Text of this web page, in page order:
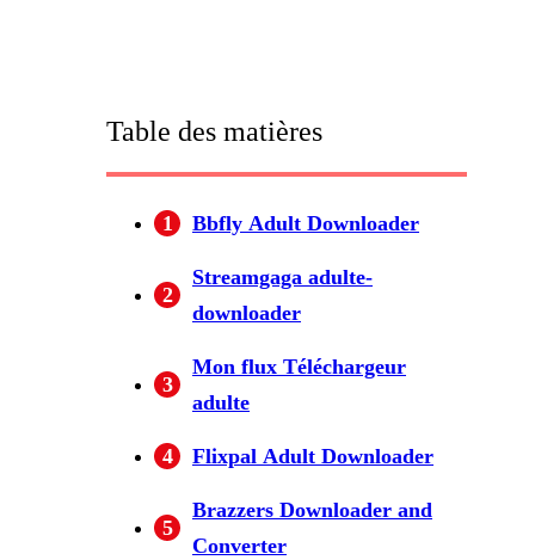
Table des matières
1 Bbfly Adult Downloader
2
Streamgaga adulte-
downloader
3
Mon flux Téléchargeur
adulte
4 Flixpal Adult Downloader
5
Brazzers Downloader and
Converter